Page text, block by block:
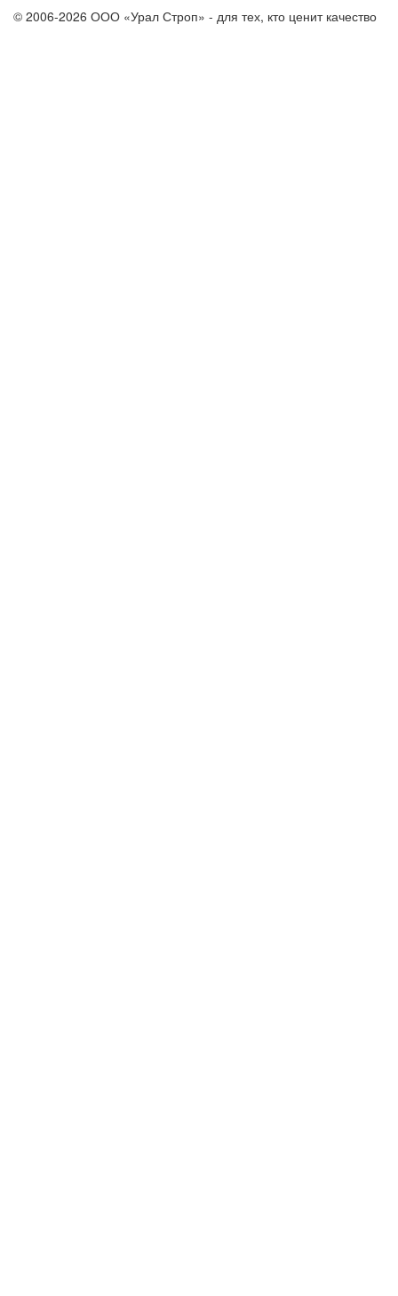
© 2006-2026 ООО «Урал Строп» - для тех, кто ценит качество